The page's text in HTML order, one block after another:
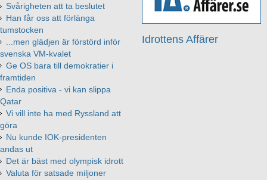
Idrottens Affärer
Svårigheten att ta beslutet
Han får oss att förlänga
tumstocken
...men glädjen är förstörd inför
svenska VM-kvalet
Ge OS bara till demokratier i
framtiden
Enda positiva - vi kan slippa
Qatar
Vi vill inte ha med Ryssland att
göra
Nu kunde IOK-presidenten
andas ut
Det är bäst med olympisk idrott
Valuta för satsade miljoner